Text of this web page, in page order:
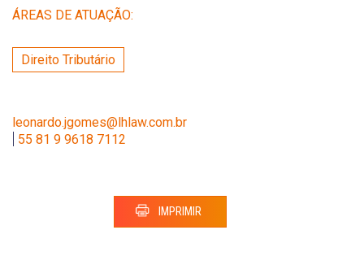
ÁREAS DE ATUAÇÃO:
Direito Tributário
leonardo.jgomes@lhlaw.com.br
55 81 9 9618 7112
IMPRIMIR